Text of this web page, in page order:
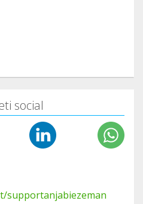
social
supportanjabiezeman